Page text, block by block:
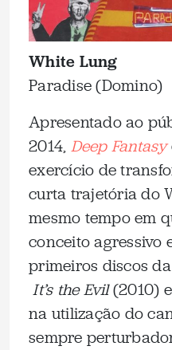
White Lung
Paradise (Domino)
Apresentado ao
2014, Deep Fantasy
exercício de
curta trajetória do
mesmo tempo em
conceito agressivo
primeiros discos
It’s the Evil(2010) e
na utilização do
sempre